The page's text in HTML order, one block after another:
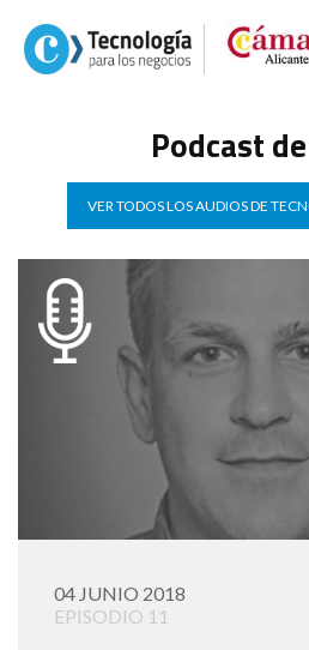
Podcast
VER TODOS LOS AUDIOS DE
04 JUNIO 2018
EPISODIO 11